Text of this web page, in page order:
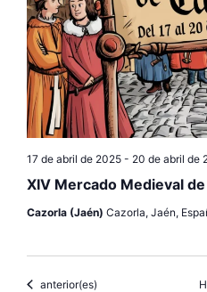
XIV Mercado Medieval
17 de abril de 2025- 20 de abril de
Cazorla (Jaén) Cazorla, Jaén,
Eventos
anterior(es)